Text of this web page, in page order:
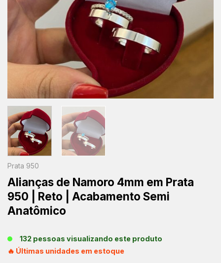
Prata 950
Alianças de Namoro 4mm em Prata
950 | Reto | Acabamento Semi
Anatômico
132 pessoas visualizando este produto
🔥 Últimas unidades em estoque